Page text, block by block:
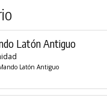
Latón Antiguo
Latón Antiguo